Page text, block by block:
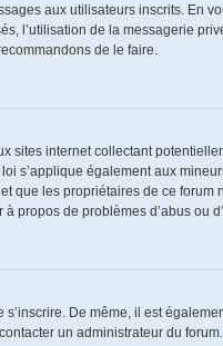
aux utilisateurs inscrits. En
l’utilisation de la messagerie
de le faire.
sites internet collectant
s’applique également aux
les propriétaires de ce forum
propos de problèmes d’abus ou
De même, il est
un administrateur du forum.